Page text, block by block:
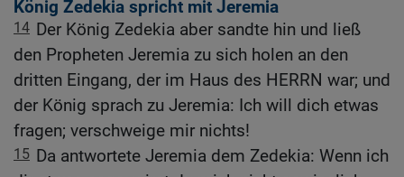
König Zedekia spricht mit Jeremia
14 Der König Zedekia aber sandte hin und ließ
den Propheten Jeremia zu sich holen an den
dritten Eingang, der im Haus des HERRN war; und
der König sprach zu Jeremia: Ich will dich etwas
fragen; verschweige mir nichts!
15 Da antwortete Jeremia dem Zedekia: Wenn ich